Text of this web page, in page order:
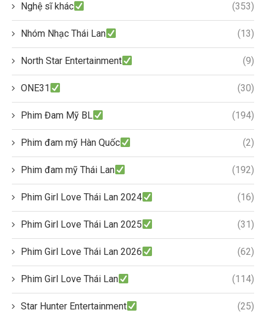
Nghệ sĩ khác (353)
Nhóm Nhạc Thái Lan (13)
North Star Entertainment (9)
ONE31 (30)
Phim Đam Mỹ BL (194)
Phim đam mỹ Hàn Quốc (2)
Phim đam mỹ Thái Lan (192)
Phim Girl Love Thái Lan 2024 (16)
Phim Girl Love Thái Lan 2025 (31)
Phim Girl Love Thái Lan 2026 (62)
Phim Girl Love Thái Lan (114)
Star Hunter Entertainment (25)